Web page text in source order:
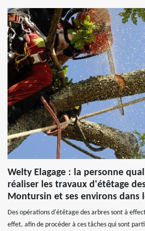
Welty Elagage : la personne
réaliser les travaux d'étêtage
Montursin et ses environs dans
Des opérations d'étêtage des arbres sont à
effet, afin de procéder à ces tâches qui sont